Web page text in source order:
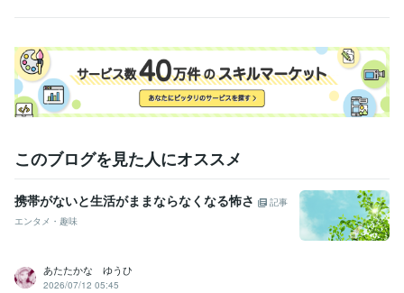
このブログを見た人にオススメ
携帯がないと生活がままならなくなる怖さ
記事
エンタメ・趣味
あたたかな ゆうひ
2026/07/12 05:45